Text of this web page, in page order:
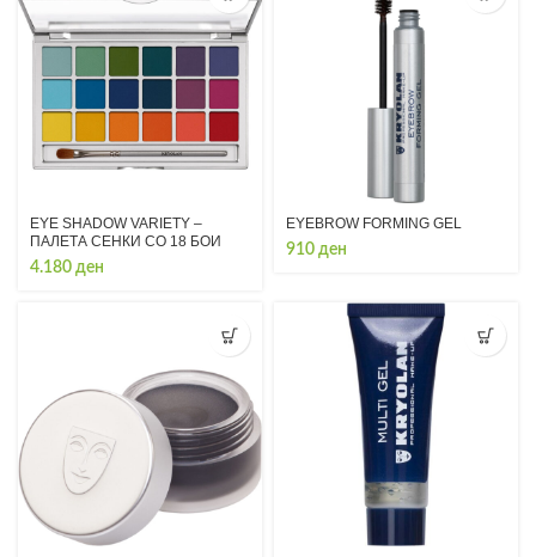
550 ден
EYE SHADOW VARIETY –
ПАЛЕТА СЕНКИ СО 18 БОИ
4.180 ден
EYEBROW FORMING GEL
910 ден